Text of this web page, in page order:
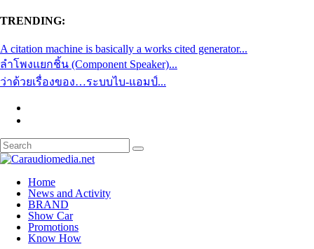
TRENDING:
A citation machine is basically a works cited generator...
ลำโพงแยกชิ้น (Component Speaker)...
ว่าด้วยเรื่องของ…ระบบไบ-แอมป์...
Home
News and Activity
BRAND
Show Car
Promotions
Know How